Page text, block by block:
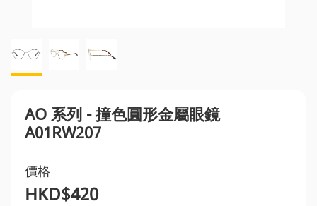
AO 系列 - 撞色圓形金屬眼鏡
A01RW207
價格
HKD$420